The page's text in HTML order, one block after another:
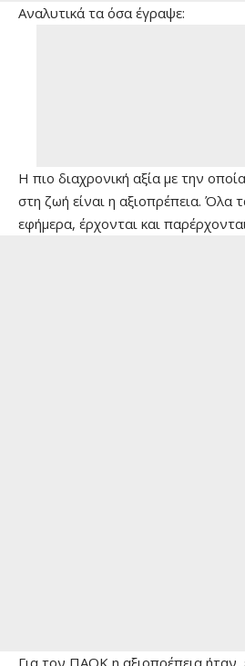
Αναλυτικά τα όσα έγραψε:
Η πιο διαχρονική αξία με την
στη ζωή είναι η αξιοπρέπεια. Όλα
εφήμερα, έρχονται και
Για τον ΠΑΟΚ η αξιοπρέπεια ήταν,